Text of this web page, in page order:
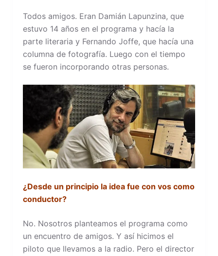
Todos amigos. Eran Damián Lapunzina, que
estuvo 14 años en el programa y hacía la
parte literaria y Fernando Joffe, que hacía una
columna de fotografía. Luego con el tiempo
se fueron incorporando otras personas.
¿Desde un principio la idea fue con vos como
conductor?
No. Nosotros planteamos el programa como
un encuentro de amigos. Y así hicimos el
piloto que llevamos a la radio. Pero el director